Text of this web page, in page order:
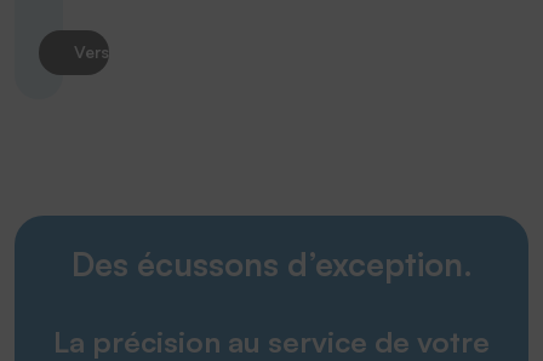
Vers le produit
Des écussons d’exception.
La précision au service de votre